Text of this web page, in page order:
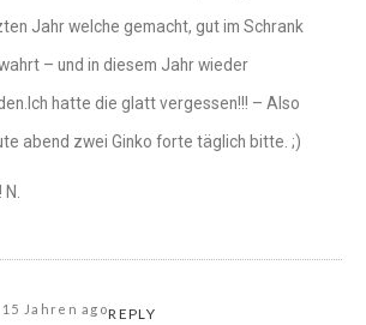
Jahr welche gemacht, gut im Schrank
– und in diesem Jahr wieder
hatte die glatt vergessen!!! – Also
abend zwei Ginko forte täglich bitte. ;)
15 Jahren agoREPLY